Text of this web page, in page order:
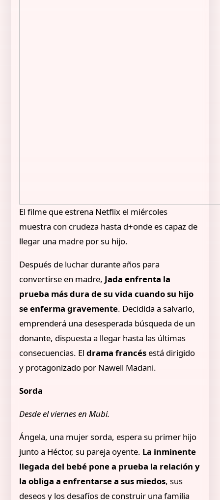
El filme que estrena Netflix el miércoles
muestra con crudeza hasta d+onde es capaz de
llegar una madre por su hijo.
Después de luchar durante años para
convertirse en madre, Jada enfrenta la
prueba más dura de su vida cuando su hijo
se enferma gravemente. Decidida a salvarlo,
emprenderá una desesperada búsqueda de un
donante, dispuesta a llegar hasta las últimas
consecuencias. Eldrama francés está dirigido
y protagonizado por Nawell Madani.
Sorda
Desde el viernes en Mubi.
Ángela, una mujer sorda, espera su primer hijo
junto a Héctor, su pareja oyente. La inminente
llegada del bebé pone a prueba la relación y
la obliga a enfrentarse a sus miedos, sus
deseos y los desafíos de construir una familia